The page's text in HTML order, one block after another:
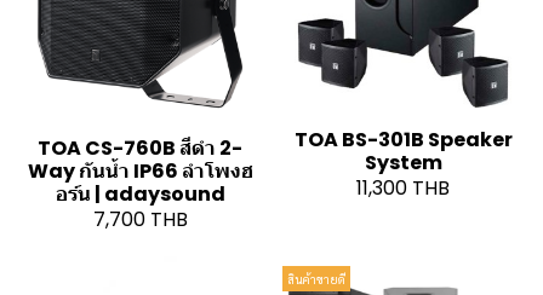
TOA CS-760B สีดำ 2-
Way กันน้ำ IP66 ลำโพงฮ
อร์น | adaysound
7,700 THB
TOA BS-301B Speaker
System
11,300 THB
สินค้าขายดี